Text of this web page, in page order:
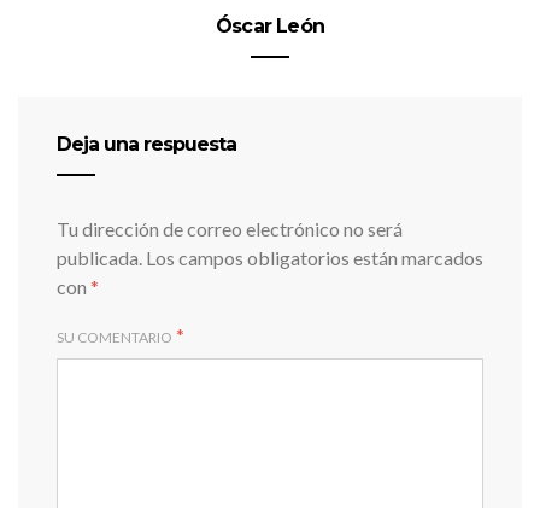
Óscar León
Deja una respuesta
Tu dirección de correo electrónico no será
publicada. Los campos obligatorios están marcados
con *
SU COMENTARIO *